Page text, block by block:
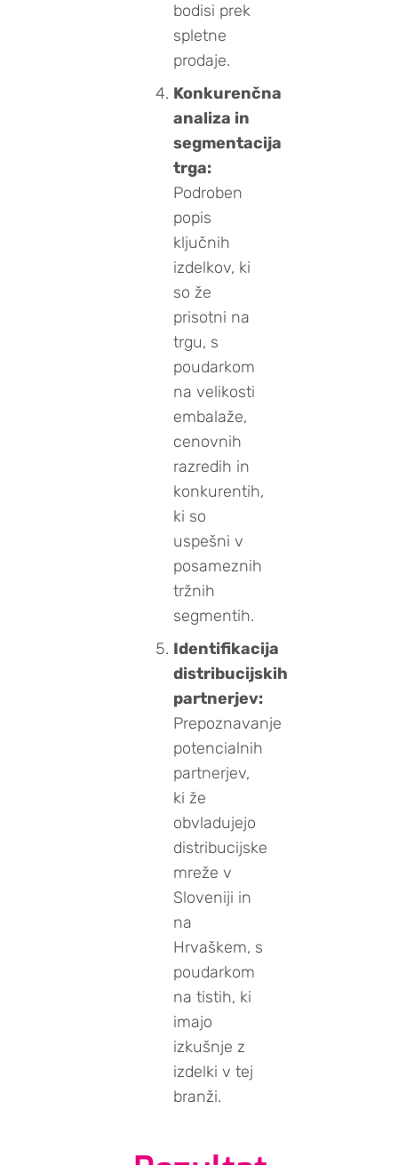
bodisi prek
spletne
prodaje.
Konkurenčna
analiza in
segmentacija
trga:
Podroben
popis
ključnih
izdelkov, ki
so že
prisotni na
trgu, s
poudarkom
na velikosti
embalaže,
cenovnih
razredih in
konkurentih,
ki so
uspešni v
posameznih
tržnih
segmentih.
Identifikacija
distribucijskih
partnerjev:
Prepoznavanje
potencialnih
partnerjev,
ki že
obvladujejo
distribucijske
mreže v
Sloveniji in
na
Hrvaškem, s
poudarkom
na tistih, ki
imajo
izkušnje z
izdelki v tej
branži.